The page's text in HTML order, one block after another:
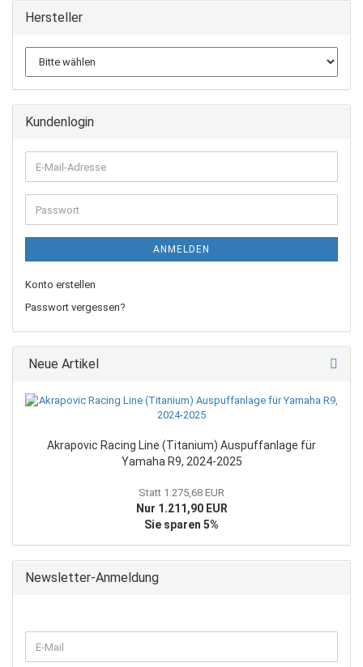
Hersteller
Kundenlogin
E-
Mail-
Adresse
Passwort
ANMELDEN
Konto erstellen
Passwort vergessen?
Neue Artikel
Akrapovic Racing Line (Titanium) Auspuffanlage für
Yamaha R9, 2024-2025
Statt 1.275,68 EUR
Nur 1.211,90 EUR
Sie sparen 5%
Newsletter-Anmeldung
ZUR
E-
Mail